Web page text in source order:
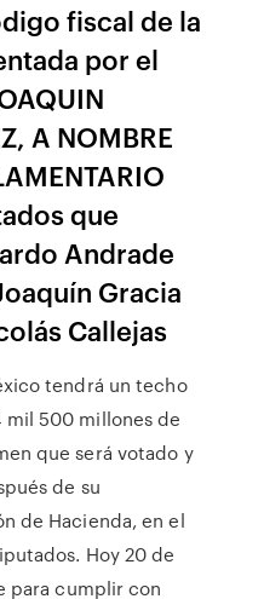
fiscal de la
por el
A NOMBRE
que
Andrade
Gracia
Callejas
tendrá un techo
500 millones de
que será votado y
de su
de Hacienda, en el
Hoy 20 de
para cumplir con